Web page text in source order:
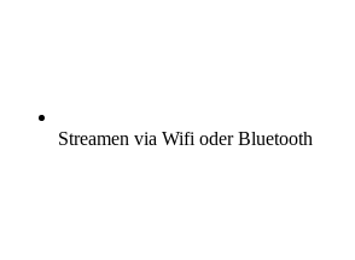
Streamen via Wifi oder Bluetooth